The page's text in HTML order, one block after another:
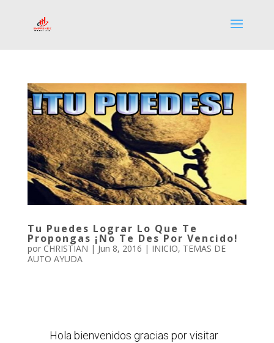
Tu Puedes Lograr Lo Que Te
Propongas ¡No Te Des Por Vencido!
por CHRISTIAN | Jun 8, 2016 | INICIO, TEMAS DE
AUTO AYUDA
Hola bienvenidos gracias por visitar